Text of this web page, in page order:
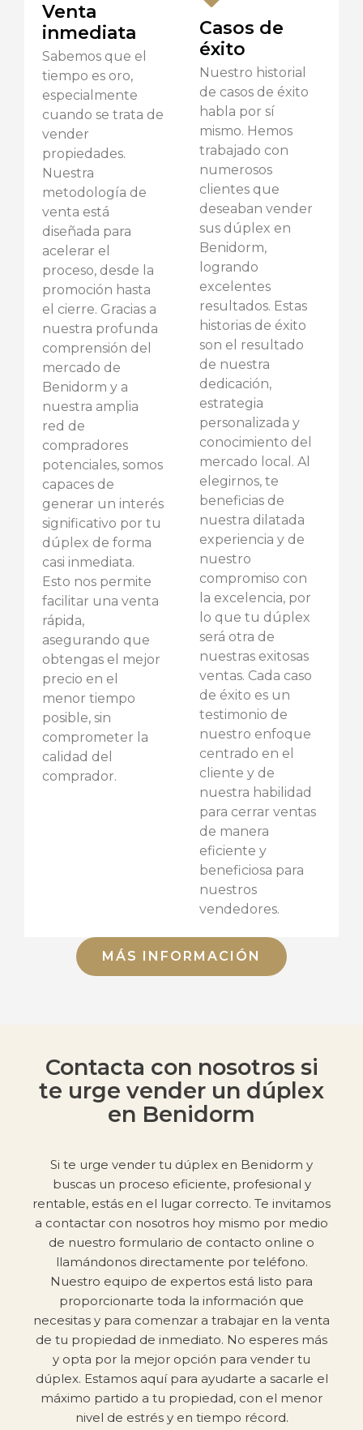
Venta
inmediata
Sabemos que el
tiempo es oro,
especialmente
cuando se trata de
vender
propiedades.
Nuestra
metodología de
venta está
diseñada para
acelerar el
proceso, desde la
promoción hasta
el cierre. Gracias a
nuestra profunda
comprensión del
mercado de
Benidorm y a
nuestra amplia
red de
compradores
potenciales, somos
capaces de
generar un interés
significativo por tu
dúplex de forma
casi inmediata.
Esto nos permite
facilitar una venta
rápida,
asegurando que
obtengas el mejor
precio en el
menor tiempo
posible, sin
comprometer la
calidad del
comprador.
Casos de
éxito
Nuestro historial
de casos de éxito
habla por sí
mismo. Hemos
trabajado con
numerosos
clientes que
deseaban vender
sus dúplex en
Benidorm,
logrando
excelentes
resultados. Estas
historias de éxito
son el resultado
de nuestra
dedicación,
estrategia
personalizada y
conocimiento del
mercado local. Al
elegirnos, te
beneficias de
nuestra dilatada
experiencia y de
nuestro
compromiso con
la excelencia, por
lo que tu dúplex
será otra de
nuestras exitosas
ventas. Cada caso
de éxito es un
testimonio de
nuestro enfoque
centrado en el
cliente y de
nuestra habilidad
para cerrar ventas
de manera
eficiente y
beneficiosa para
nuestros
vendedores.
MÁS INFORMACIÓN
Contacta con nosotros si
te urge vender un dúplex
en Benidorm
Si te urge vender tu dúplex en Benidorm y
buscas un proceso eficiente, profesional y
rentable, estás en el lugar correcto. Te invitamos
a contactar con nosotros hoy mismo por medio
de nuestro formulario de contacto online o
llamándonos directamente por teléfono.
Nuestro equipo de expertos está listo para
proporcionarte toda la información que
necesitas y para comenzar a trabajar en la venta
de tu propiedad de inmediato. No esperes más
y opta por la mejor opción para vender tu
dúplex. Estamos aquí para ayudarte a sacarle el
máximo partido a tu propiedad, con el menor
nivel de estrés y en tiempo récord.